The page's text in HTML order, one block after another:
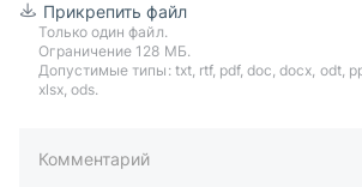
Прикрепить файл
Только один файл.
Ограничение 128 МБ.
Допустимые типы: txt, rtf, pdf, doc, docx, odt,
xlsx, ods.
Комментарий
пример: 89511234567 или +79511324567